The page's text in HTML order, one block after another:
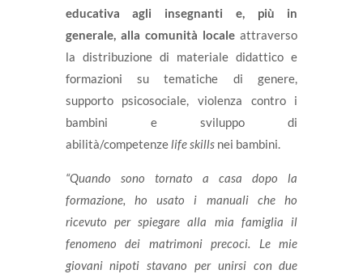
educativa agli insegnanti e, più in
generale, alla comunità locale attraverso
la distribuzione di materiale didattico e
formazioni su tematiche di genere,
supporto psicosociale, violenza contro i
bambini e sviluppo di
abilità/competenzelife skills nei bambini.
“Quando sono tornato a casa dopo la
formazione, ho usato i manuali che ho
ricevuto per spiegare alla mia famiglia il
fenomeno dei matrimoni precoci. Le mie
giovani nipoti stavano per unirsi con due